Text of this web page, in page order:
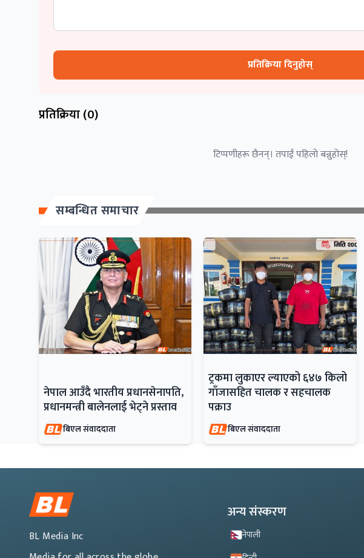
प्रतिक्रिया दिनुहोस्
प्रतिक्रिया (0)
टिप्पणीहरू छैनन्। तपाईं पहिलो बन्नुहोस्!
सम्बन्धित समाचार
नेपाल आउँदै भारतीय प्रधानसेनापति,
प्रधानमन्त्री बालेनलाई भेट्ने प्रस्ताव
बिएल संवाददाता
ट्रकमा लुकाएर ल्याएको ६४७ किलो
गाँजासहित चालक र सहचालक
पक्राउ
बिएल संवाददाता
BL Media Inc
अन्य संस्करण
नेपाली